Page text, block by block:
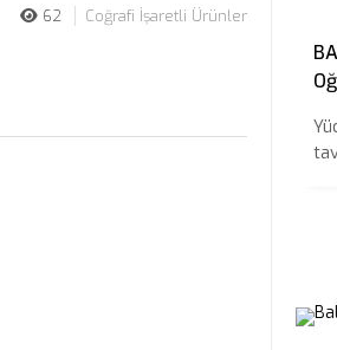
62 Coğrafi İşaretli Ürünler